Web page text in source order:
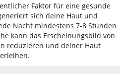
Faktor für eine gesunde
sich deine Haut und
Nacht mindestens 7-8 Stunden
kann das Erscheinungsbild von
reduzieren und deiner Haut